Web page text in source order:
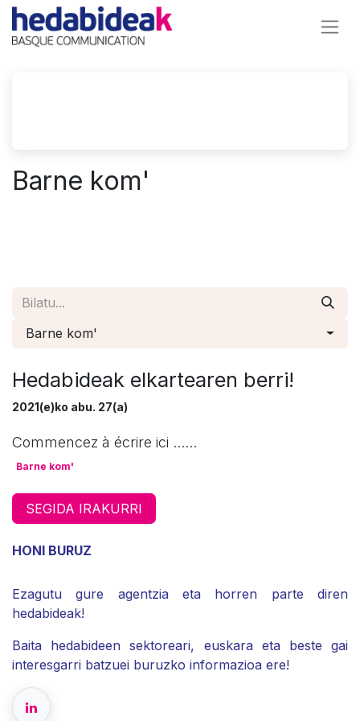
Barne kom'
Barne kom'
Hedabideak elkartearen berri!
2021(e)ko abu. 27(a)
Commencez à écrire ici ......
Barne kom'
SEGIDA IRAKURRI
HONI BURUZ
Ezagutu gure agentzia eta horren parte diren
hedabideak!
Baita hedabideen sektoreari, euskara eta beste gai
interesgarri batzuei buruzko informazioa ere!